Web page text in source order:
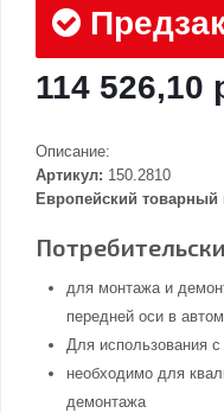
114 526,10
Описание:
Артикул: 150.2810
Европейский товарный
для монтажа и
передней оси в
Для использования
необходимо для
демонтажа